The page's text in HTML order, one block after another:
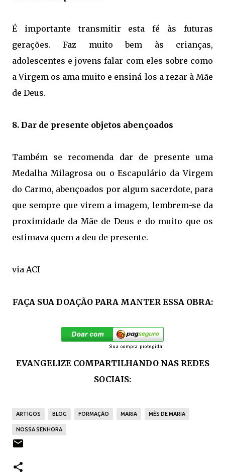
É importante transmitir esta fé às futuras
gerações. Faz muito bem às crianças,
adolescentes e jovens falar com eles sobre como
a Virgem os ama muito e ensiná-los a rezar à Mãe
de Deus.
8. Dar de presente objetos abençoados
Também se recomenda dar de presente uma
Medalha Milagrosa ou o Escapulário da Virgem
do Carmo, abençoados por algum sacerdote, para
que sempre que virem a imagem, lembrem-se da
proximidade da Mãe de Deus e do muito que os
estimava quem a deu de presente.
via ACI
FAÇA SUA DOAÇÃO PARA MANTER ESSA OBRA:
EVANGELIZE COMPARTILHANDO NAS REDES
SOCIAIS:
ARTIGOS BLOG FORMAÇÃO MARIA MÊS DE MARIA
NOSSA SENHORA